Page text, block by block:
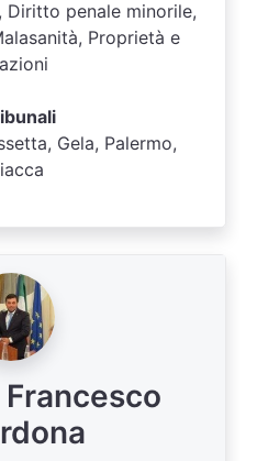
penale minorile,
Proprietà e
Gela, Palermo,